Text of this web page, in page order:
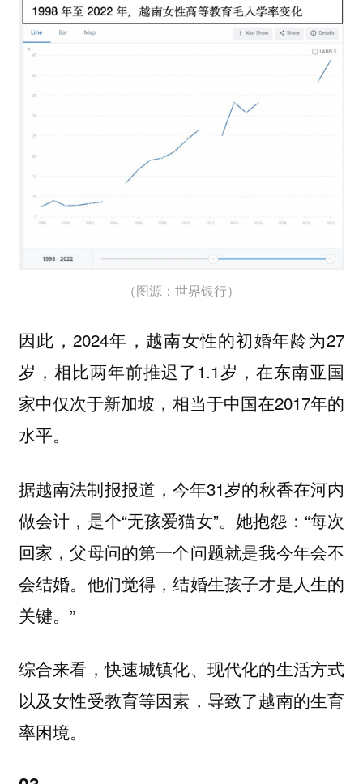
（图源：世界银行）
因此，2024年，越南女性的初婚年龄为27
岁，相比两年前推迟了1.1岁，在东南亚国
家中仅次于新加坡，相当于中国在2017年的
水平。
据越南法制报报道，今年31岁的秋香在河内
做会计，是个“无孩爱猫女”。她抱怨：“每次
回家，父母问的第一个问题就是我今年会不
会结婚。他们觉得，结婚生孩子才是人生的
关键。”
综合来看，快速城镇化、现代化的生活方式
以及女性受教育等因素，导致了越南的生育
率困境。